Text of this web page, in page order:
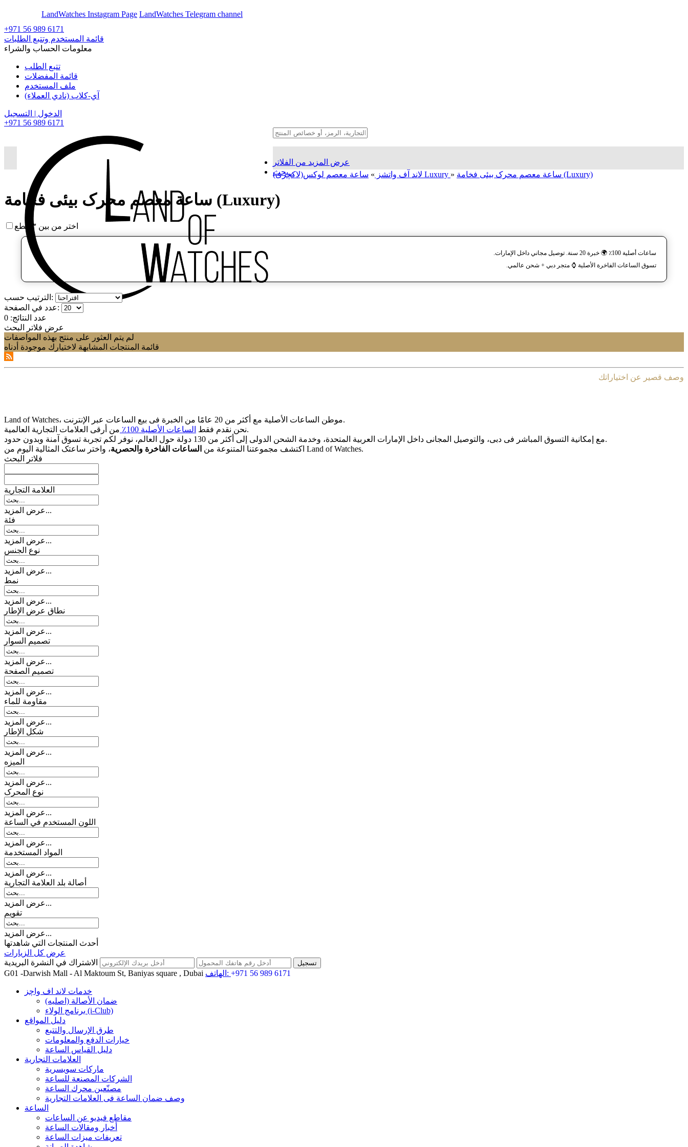
LandWatches Instagram Page LandWatches Telegram channel
+971 56 989 6171
قائمة المستخدم وتتبع الطلبات
معلومات الحساب والشراء
تتبع الطلب
قائمة المفضلات
ملف المستخدم
آي-كلاب (نادي العملاء)
الدخول | التسجيل
+971 56 989 6171
عرض المزيد من الفلاتر
بحث...
لاند آف واتشز » ساعة معصم لوکس(لاکچری) Luxury » ساعة معصم محرک بیئی فخامة (Luxury)
ساعة معصم محرک بیئی فخامة (Luxury)
اختر من بين ٣ قطع
ساعات أصلية 100٪ 🌍 خبرة 20 سنة. توصيل مجاني داخل الإمارات.
تسوق الساعات الفاخرة الأصلية ⌚️ متجر دبي + شحن عالمي.
الترتيب حسب:
عدد في الصفحة:
عدد النتائج: 0
عرض فلاتر البحث
لم يتم العثور على منتج بهذه المواصفات
قائمة المنتجات المشابهة لاختيارك موجودة أدناه
وصف قصير عن اختياراتك
Land of Watches، موطن الساعات الأصلیة مع أکثر من 20 عامًا من الخبرة فی بیع الساعات عبر الإنترنت.
نحن نقدم فقط الساعات الأصلیة 100٪
من أرقى العلامات التجاریة العالمیة.
مع إمکانیة التسوق المباشر فی دبی، والتوصیل المجانی داخل الإمارات العربیة المتحدة، وخدمة الشحن الدولی إلى أکثر من 130 دولة حول العالم، نوفر لکم تجربة تسوق آمنة وبدون حدود.
اکتشف مجموعتنا المتنوعة من الساعات الفاخرة والحصریة
، واختر ساعتک المثالیة الیوم من Land of Watches.
فلاتر البحث
العلامة التجارية
عرض المزيد...
فئة
عرض المزيد...
نوع الجنس
عرض المزيد...
نمط
عرض المزيد...
نطاق عرض الإطار
عرض المزيد...
تصمیم السوار
عرض المزيد...
تصميم الصفحة
عرض المزيد...
مقاومة للماء
عرض المزيد...
شكل الإطار
عرض المزيد...
المیزه
عرض المزيد...
نوع المحرک
عرض المزيد...
اللون المستخدم في الساعة
عرض المزيد...
المواد المستخدمة
عرض المزيد...
أصالة بلد العلامة التجارية
عرض المزيد...
تقويم
عرض المزيد...
أحدث المنتجات التي شاهدتها
عرض كل الزيارات
الاشتراك في النشرة البريدية
G01 -Darwish Mall - Al Maktoum St, Baniyas square , Dubai
الهاتف: +971 56 989 6171
خدمات لاند اف واچز
ضمان الأصالة (اصلیه)
برنامج الولاء (i-Club)
دليل المواقع
طرق الإرسال والتتبع
خيارات الدفع والمعلومات
دليل القياس الساعة
العلامات التجارية
ماركات سويسرية
الشركات المصنعة للساعة
مصنّعين محرك الساعة
وصف ضمان الساعة فی العلامات التجارية
الساعة
مقاطع فيديو عن الساعات
أخبار ومقالات الساعة
تعريفات ميزات الساعة